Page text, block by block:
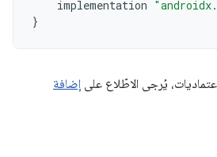
implementation
}
يُرجى الاطّلاع على إضافة